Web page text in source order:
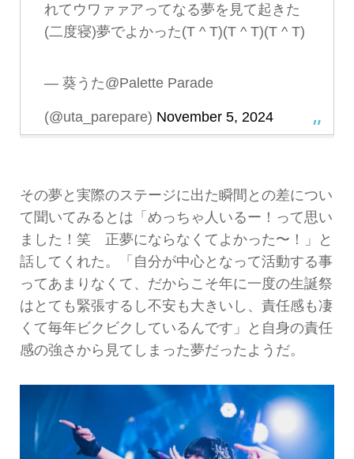
れてウワァァアってなる夢を見て起きた
(二度寝)夢でよかった(T ^ T)(T ^ T)(T ^ T)
— 葵うた@Palette Parade
(@uta_parepare) November 5, 2024
その夢と実際のステージに出た瞬間との差につい
て聞いてみるとは「めっちゃ人いるー！って思い
ました！笑 正夢にならなくてよかった〜！」と
話してくれた。「自分が中心となって活動する事
ってあまりなくて、だからこそ年に一度の生誕祭
はとても緊張するし不安も大きいし、責任感も凄
くて毎年ビクビクしているんです」と自身の責任
感の強さから見てしまった夢だったようだ。